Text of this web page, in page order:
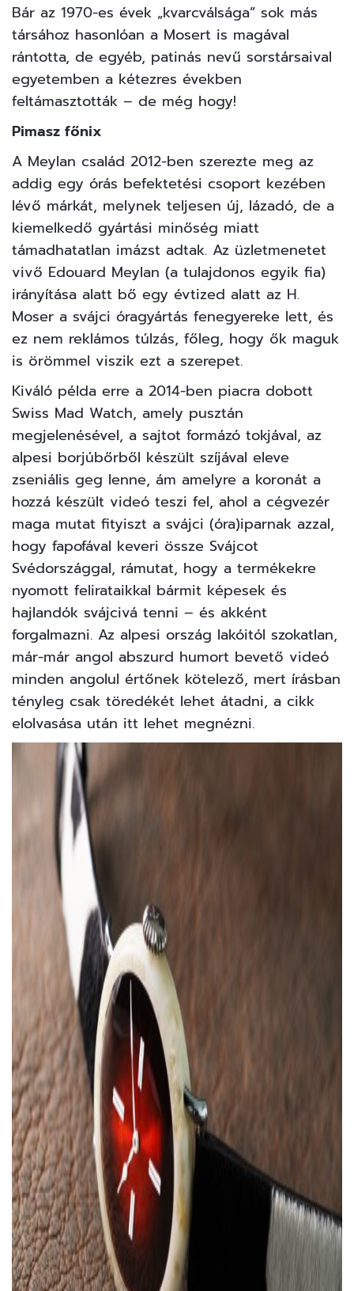
Bár az 1970-es évek „kvarcválsága” sok más
társához hasonlóan a Mosert is magával
rántotta, de egyéb, patinás nevű sorstársaival
egyetemben a kétezres években
feltámasztották – de még hogy!
Pimasz főnix
A Meylan család 2012-ben szerezte meg az
addig egy órás befektetési csoport kezében
lévő márkát, melynek teljesen új, lázadó, de a
kiemelkedő gyártási minőség miatt
támadhatatlan imázst adtak. Az üzletmenetet
vivő Edouard Meylan (a tulajdonos egyik fia)
irányítása alatt bő egy évtized alatt az H.
Moser a svájci óragyártás fenegyereke lett, és
ez nem reklámos túlzás, főleg, hogy ők maguk
is örömmel viszik ezt a szerepet.
Kiváló példa erre a 2014-ben piacra dobott
Swiss Mad Watch, amely pusztán
megjelenésével, a sajtot formázó tokjával, az
alpesi borjúbőrből készült szíjával eleve
zseniális geg lenne, ám amelyre a koronát a
hozzá készült videó teszi fel, ahol a cégvezér
maga mutat fityiszt a svájci (óra)iparnak azzal,
hogy fapofával keveri össze Svájcot
Svédországgal, rámutat, hogy a termékekre
nyomott felirataikkal bármit képesek és
hajlandók svájcivá tenni – és akként
forgalmazni. Az alpesi ország lakóitól szokatlan,
már-már angol abszurd humort bevető videó
minden angolul értőnek kötelező, mert írásban
tényleg csak töredékét lehet átadni, a cikk
elolvasása után itt lehet megnézni.